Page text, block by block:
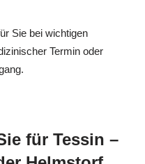
Sie bei wichtigen
Termin oder
für Tessin –